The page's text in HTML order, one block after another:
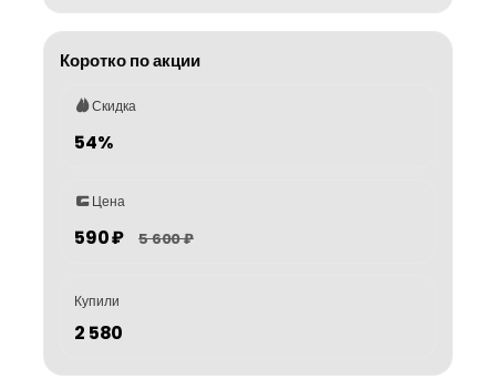
Коротко по акции
Скидка
54%
Цена
590 ₽ 5 600 ₽
Купили
2 580